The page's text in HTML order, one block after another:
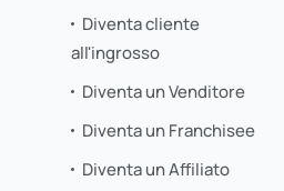
Diventa cliente
all'ingrosso
Diventa un Venditore
Diventa un Franchisee
Diventa un Affiliato